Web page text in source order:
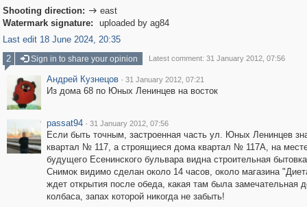
Shooting direction:  east
Watermark signature:
uploaded by ag84
Last edit 18 June 2024, 20:35
2
Sign in to share your opinion Latest comment: 31 January 2012, 07:56
Андрей Кузнецов · 31 January 2012, 07:21
Из дома 68 по Юных Ленинцев на восток
passat94 · 31 January 2012, 07:56
Если быть точным, застроенная часть ул. Юных Ленинцев
квартал № 117, а строящиеся дома квартал № 117А, на
будущего Есенинского бульвара видна строительная
Снимок видимо сделан около 14 часов, около магазина
ждет открытия после обеда, какая там была замечательная
колбаса, запах которой никогда не забыть!